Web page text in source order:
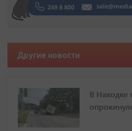
Другие новости
В Находке